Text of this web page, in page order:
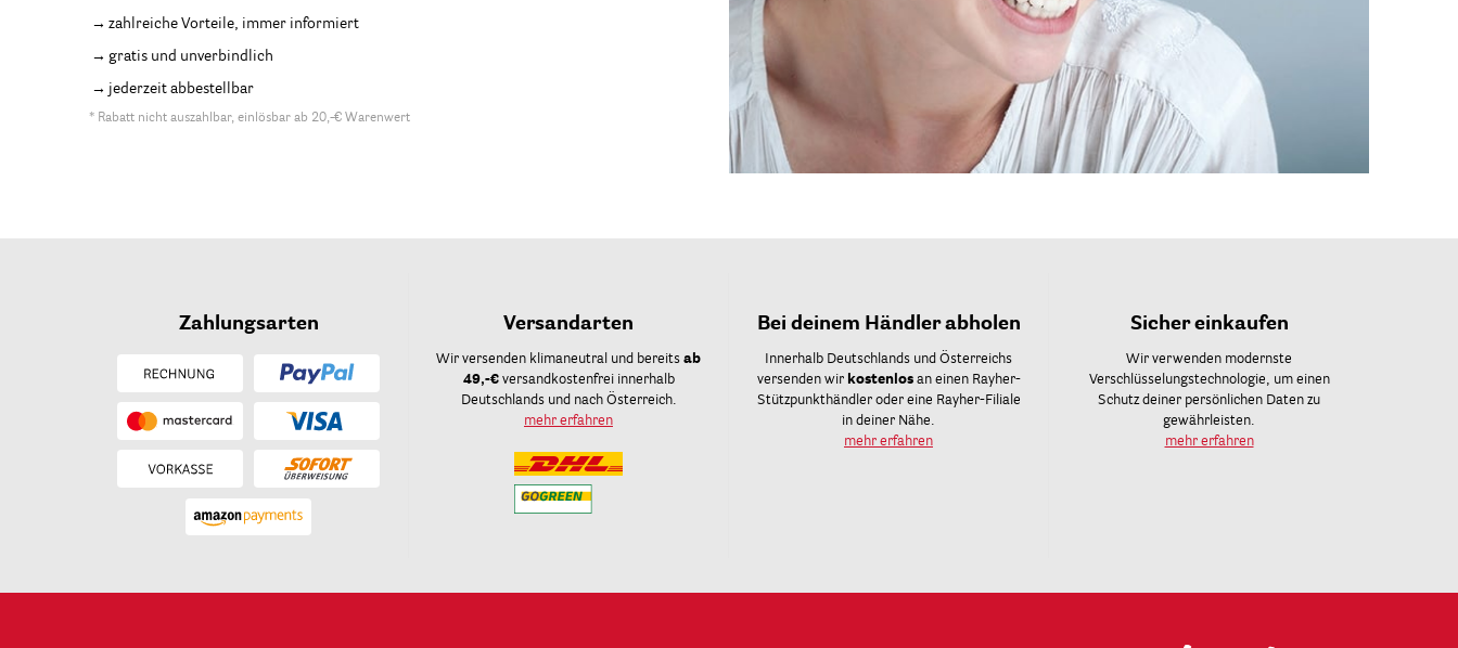
zahlreiche Vorteile, immer informiert
gratis und unverbindlich
jederzeit abbestellbar
* Rabatt nicht auszahlbar, einlösbar ab 20,-€ Warenwert
Zahlungsarten Versandarten
Wir versenden klimaneutral und bereits ab
49,-€versandkostenfrei innerhalb
Deutschlands und nach Österreich.
mehr erfahren
Bei deinem Händler abholen
Innerhalb Deutschlands und Österreichs
versenden wir kostenlosan einen Rayher-
Stützpunkthändler oder eine Rayher-Filiale
in deiner Nähe.
mehr erfahren
Sicher einkaufen
Wir verwenden modernste
Verschlüsselungstechnologie, um einen
Schutz deiner persönlichen Daten zu
gewährleisten.
mehr erfahren